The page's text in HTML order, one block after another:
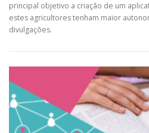
principal objetivo a criação de um
estes agricultores tenham maior
divulgações.